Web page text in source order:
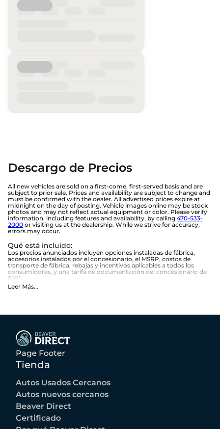
Descargo de Precios
All new vehicles are sold on a first-come, first-served basis and are
subject to prior sale. Prices and availability are subject to change and
must be confirmed with the dealer. All advertised prices expire at
midnight on the day of posting. Vehicle images online may be stock
photos and may not reflect actual equipment or color. Please verify
information, including features and availability, by calling 470-533-
2000 or visiting us at the dealership. While we strive for accuracy,
errors may occur.
Qué está incluido:
Los precios anunciados incluyen opciones instaladas de fábrica,
accesorios instalados por el concesionario, el MSRP, costos de
transporte de fábrica, rebajas y incentivos aplicables a todos los
consumidores, y una tarifa de documentación del concesionario de
$995.
Qué no está incluido
Leer Más...
Page Footer
Tienda
Autos Usados Cercanos
Autos nuevos cercanos
Beaver Direct
Certificado